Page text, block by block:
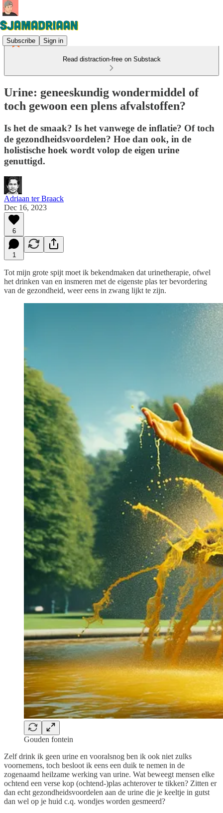
Subscribe Sign in
Read distraction-free on Substack
Urine: geneeskundig wondermiddel of
toch gewoon een plens afvalstoffen?
Is het de smaak? Is het vanwege de inflatie? Of toch
de gezondheidsvoordelen? Hoe dan ook, in de
holistische hoek wordt volop de eigen urine
genuttigd.
Adriaan ter Braack
Dec 16, 2023
6
1
Tot mijn grote spijt moet ik bekendmaken dat urinetherapie, ofwel
het drinken van en insmeren met de eigenste plas ter bevordering
van de gezondheid, weer eens in zwang lijkt te zijn.
Gouden fontein
Zelf drink ik geen urine en vooralsnog ben ik ook niet zulks
voornemens, toch besloot ik eens een duik te nemen in de
zogenaamd heilzame werking van urine. Wat beweegt mensen elke
ochtend een verse kop (ochtend-)plas achterover te tikken? Zitten er
dan echt gezondheidsvoordelen aan de urine die je keeltje in gutst
dan wel op je huid c.q. wondjes worden gesmeerd?